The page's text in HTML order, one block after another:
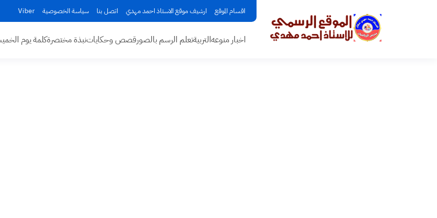
اقسام الموقع ارشيف موقع الاستاذ احمد مهدي اتصل بنا سياسة الخصوصية Viber
اخبار منوعهالتربيةتعلم الرسم بالصورقصص وحكاياتنبذة مختصرةكلمة يوم